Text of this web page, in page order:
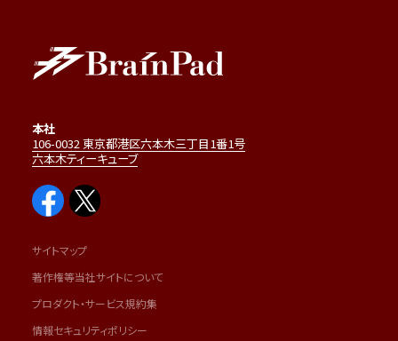
本社
106-0032 東京都港区六本木三丁目1番1号
六本木ティーキューブ
サイトマップ
著作権等当社サイトについて
プロダクト・サービス規約集
情報セキュリティポリシー